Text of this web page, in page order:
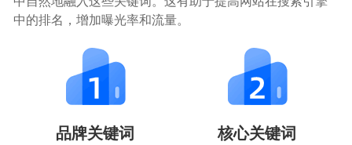
中的排名，增加曝光率和流量。
品牌关键词 核心关键词